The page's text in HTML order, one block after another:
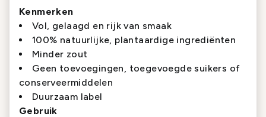
Kenmerken
Vol, gelaagd en rijk van smaak
100% natuurlijke, plantaardige ingrediënten
Minder zout
Geen toevoegingen, toegevoegde suikers of
conserveermiddelen
Duurzaam label
Gebruik